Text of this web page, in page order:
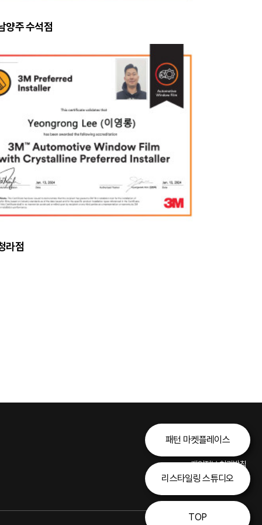
패턴 마켓플레이스
리스타일링 스튜디오
TOP
양주 수석점
라점
개인정보 처리방침
이용약관